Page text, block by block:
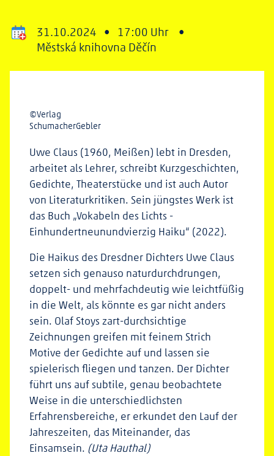
31.10.2024 • 17:00 Uhr •
Městská knihovna Děčín
©Verlag
SchumacherGebler
Uwe Claus (1960, Meißen) lebt in Dresden,
arbeitet als Lehrer, schreibt Kurzgeschichten,
Gedichte, Theaterstücke und ist auch Autor
von Literaturkritiken. Sein jüngstes Werk ist
das Buch „Vokabeln des Lichts -
Einhundertneunundvierzig Haiku“ (2022).
Die Haikus des Dresdner Dichters Uwe Claus
setzen sich genauso naturdurchdrungen,
doppelt- und mehrfachdeutig wie leichtfüßig
in die Welt, als könnte es gar nicht anders
sein. Olaf Stoys zart-durchsichtige
Zeichnungen greifen mit feinem Strich
Motive der Gedichte auf und lassen sie
spielerisch fliegen und tanzen. Der Dichter
führt uns auf subtile, genau beobachtete
Weise in die unterschiedlichsten
Erfahrensbereiche, er erkundet den Lauf der
Jahreszeiten, das Miteinander, das
Einsamsein. (Uta Hauthal)